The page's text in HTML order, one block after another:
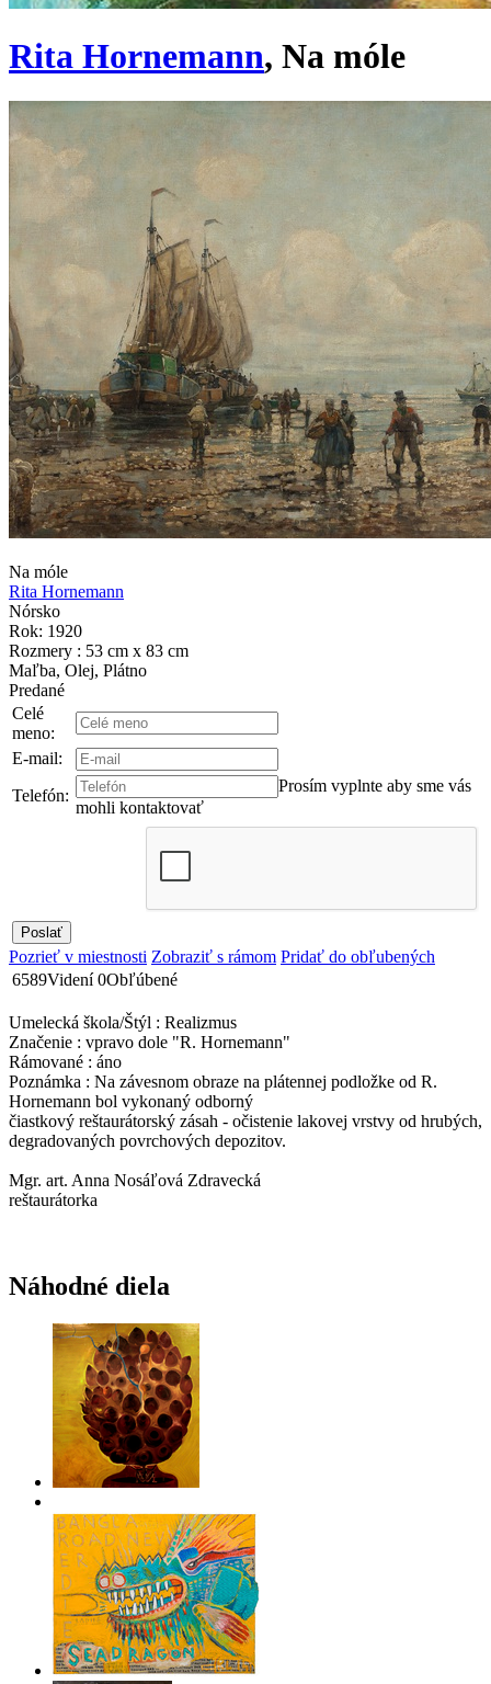
Rita Hornemann, Na móle
Na móle
Rita Hornemann
Nórsko
Rok: 1920
Rozmery : 53 cm x 83 cm
Maľba, Olej, Plátno
Predané
Celé
meno:
E-mail:
Telefón:
Prosím vyplnte aby sme vás
mohli kontaktovať
Pozrieť v miestnosti Zobraziť s rámom Pridať do obľubených
6589Videní 0Obľúbené
Umelecká škola/Štýl : Realizmus
Značenie : vpravo dole "R. Hornemann"
Rámované : áno
Poznámka : Na závesnom obraze na plátennej podložke od R.
Hornemann bol vykonaný odborný
čiastkový reštaurátorský zásah - očistenie lakovej vrstvy od hrubých,
degradovaných povrchových depozitov.
Mgr. art. Anna Nosáľová Zdravecká
reštaurátorka
Náhodné diela